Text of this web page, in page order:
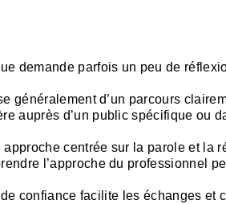
demande parfois un peu de
généralement d’un parcours
auprès d’un public spécifique ou
centrée sur la parole et la
l’approche du professionnel
confiance facilite les échanges et